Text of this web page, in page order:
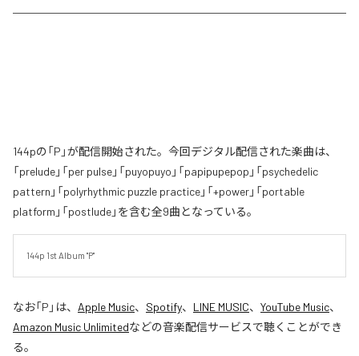
144pの「P」が配信開始された。今回デジタル配信された楽曲は、
「prelude」「per pulse」「puyopuyo」「papipupepop」「psychedelic
pattern」「polyrhythmic puzzle practice」「+power」「portable
platform」「postlude」を含む全9曲となっている。
144p 1st Album "P"
なお「P 」は、 Apple Music、 Spotify、 LINE MUSIC、 YouTube Music、
Amazon Music Unlimitedなどの音楽配信サービスで聴くことができ
る。